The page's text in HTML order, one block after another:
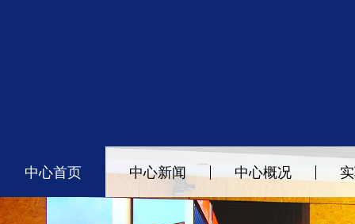
中心首页 中心新闻 中心概况